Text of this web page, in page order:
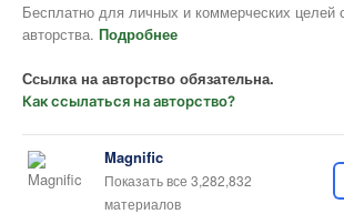
Бесплатно для личных и коммерческих целей
авторства. Подробнее
Ссылка на авторство обязательна.
Как ссылаться на авторство?
Magnific
Показать все 3,282,832
материалов